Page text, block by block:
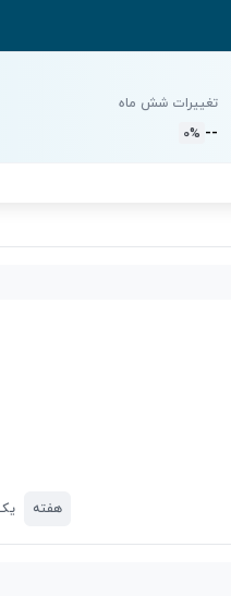
تغییرات شش ماه
-
-
0%
هفته